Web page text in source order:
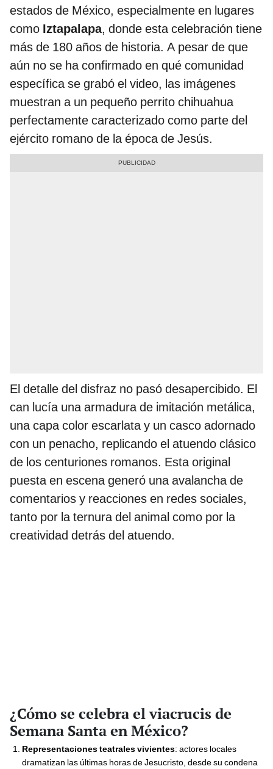
estados de México, especialmente en lugares
como Iztapalapa, donde esta celebración tiene
más de 180 años de historia. A pesar de que
aún no se ha confirmado en qué comunidad
específica se grabó el video, las imágenes
muestran a un pequeño perrito chihuahua
perfectamente caracterizado como parte del
ejército romano de la época de Jesús.
El detalle del disfraz no pasó desapercibido. El
can lucía una armadura de imitación metálica,
una capa color escarlata y un casco adornado
con un penacho, replicando el atuendo clásico
de los centuriones romanos. Esta original
puesta en escena generó una avalancha de
comentarios y reacciones en redes sociales,
tanto por la ternura del animal como por la
creatividad detrás del atuendo.
¿Cómo se celebra el viacrucis de
Semana Santa en México?
Representaciones teatrales vivientes: actores locales
dramatizan las últimas horas de Jesucristo, desde su condena